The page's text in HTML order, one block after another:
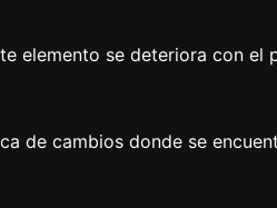
elemento se deteriora con
de cambios donde se